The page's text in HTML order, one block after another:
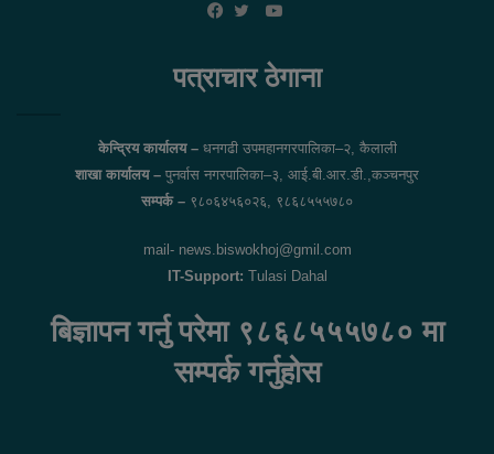
YouTube
पत्राचार ठेगाना
केन्द्रिय कार्यालय –धनगढी उपमहानगरपालिका–२, कैलाली
शाखा कार्यालय – पुनर्वास नगरपालिका–३, आई.बी.आर.डी.,कञ्चनपुर
सम्पर्क – ९८०६४५६०२६, ९८६८५५५७८०
mail- news.biswokhoj@gmil.com
IT-Support: Tulasi Dahal
बिज्ञापन गर्नु परेमा ९८६८५५५७८० मा
सम्पर्क गर्नुहोस